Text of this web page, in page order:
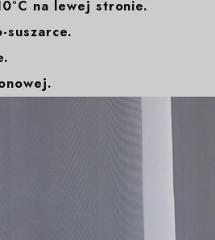
na lewej stronie.
suszarce.